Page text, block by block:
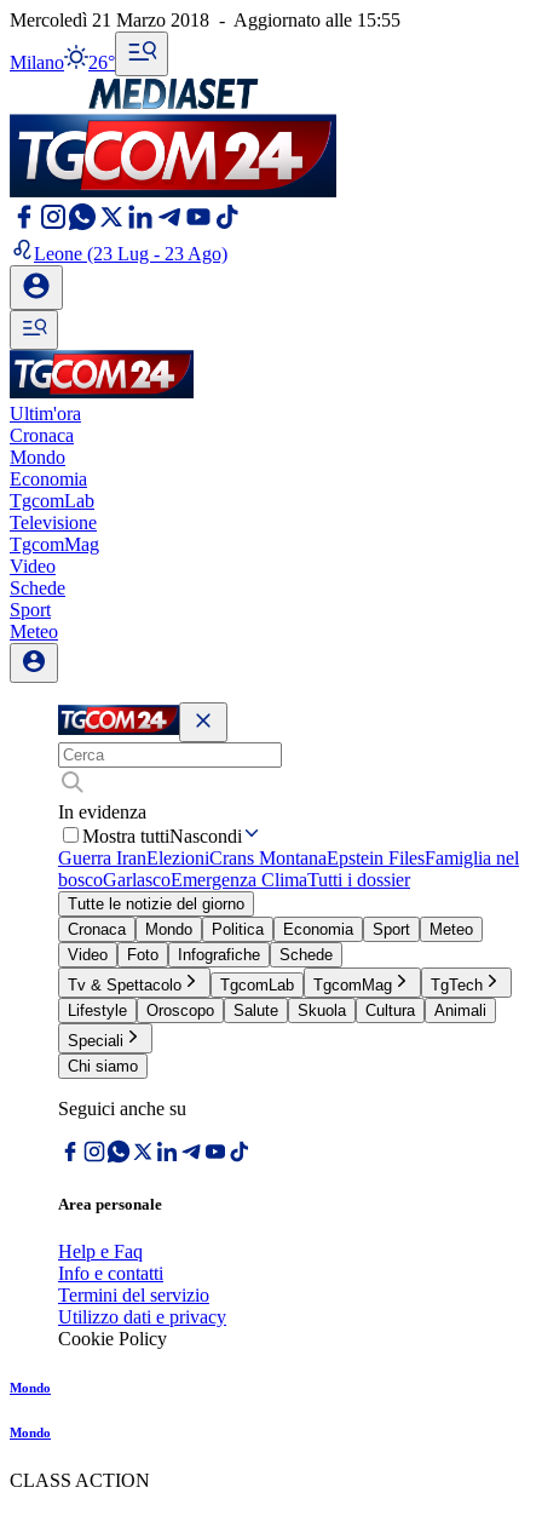
Mercoledì 21 Marzo 2018 - Aggiornato alle 15:55
Milano 26°
Leone (23 Lug - 23 Ago)
Ultim'ora
Cronaca
Mondo
Economia
TgcomLab
Televisione
TgcomMag
Video
Schede
Sport
Meteo
In evidenza
Mostra tuttiNascondi
Guerra IranElezioniCrans MontanaEpstein FilesFamiglia nel
boscoGarlascoEmergenza ClimaTutti i dossier
Tutte le notizie del giorno
Cronaca
Mondo Politica Economia Sport
Meteo
Video
Foto Infografiche
Schede
Tv & Spettacolo
TgcomLab TgcomMag
TgTech
Lifestyle
Oroscopo Salute Skuola Cultura
Animali
Speciali
Chi siamo
Seguici anche su
Area personale
Help e Faq
Info e contatti
Termini del servizio
Utilizzo dati e privacy
Cookie Policy
Mondo
Mondo
CLASS ACTION